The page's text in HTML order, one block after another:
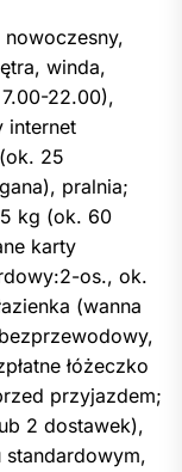
winda,
22.00),
internet
25
pralnia;
kg (ok. 60
karty
os., ok.
(wanna
łóżeczko
przyjazdem;
2 dostawek),